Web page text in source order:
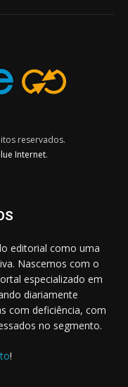
reservados.
Internet.
editorial como uma
Nascemos com o
especializado em
diariamente
com deficiência, com
no segmento.
!